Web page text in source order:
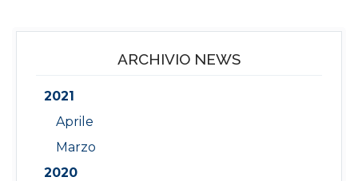
ARCHIVIO NEWS
2021
Aprile
Marzo
2020